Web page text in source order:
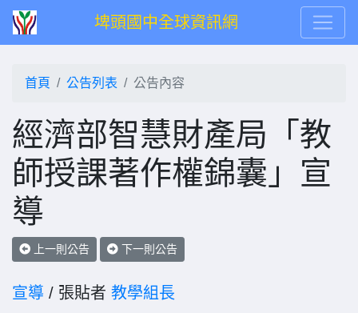
埤頭國中全球資訊網
首頁 公告列表 公告內容
經濟部智慧財產局「教
師授課著作權錦囊」宣
導
上一則公告 下一則公告
宣導 / 張貼者 教學組長